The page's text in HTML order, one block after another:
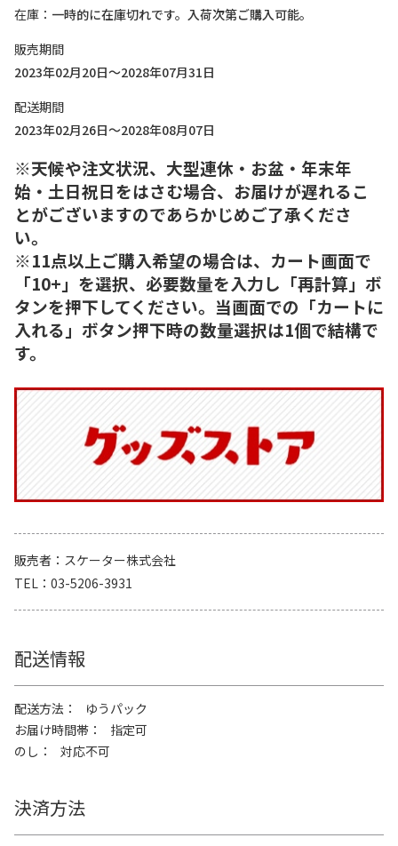
在庫
一時的に在庫切れです。入荷次第ご購入可能。
販売期間
2023年02月20日～2028年07月31日
配送期間
2023年02月26日～2028年08月07日
※天候や注文状況、大型連休・お盆・年末年
始・土日祝日をはさむ場合、お届けが遅れるこ
とがございますのであらかじめご了承くださ
い。
※11点以上ご購入希望の場合は、カート画面で
「10+」を選択、必要数量を入力し「再計算」ボ
タンを押下してください。当画面での「カートに
入れる」ボタン押下時の数量選択は1個で結構で
す。
販売者
スケーター株式会社
TEL
03-5206-3931
配送情報
配送方法
ゆうパック
お届け時間帯
指定可
のし
対応不可
決済方法